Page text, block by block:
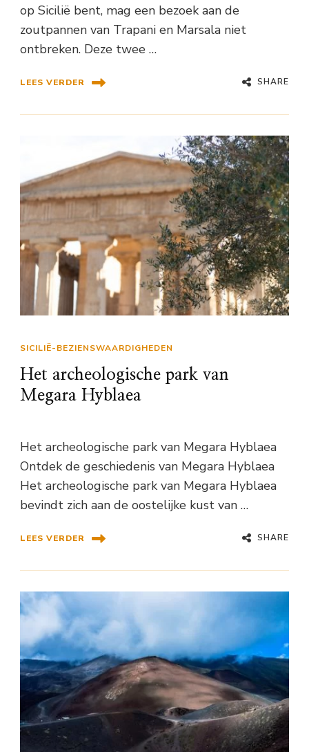
op Sicilië bent, mag een bezoek aan de
zoutpannen van Trapani en Marsala niet
ontbreken. Deze twee …
LEES VERDER SHARE
SICILIË-BEZIENSWAARDIGHEDEN
Het archeologische park van
Megara Hyblaea
Het archeologische park van Megara Hyblaea
Ontdek de geschiedenis van Megara Hyblaea
Het archeologische park van Megara Hyblaea
bevindt zich aan de oostelijke kust van …
LEES VERDER SHARE